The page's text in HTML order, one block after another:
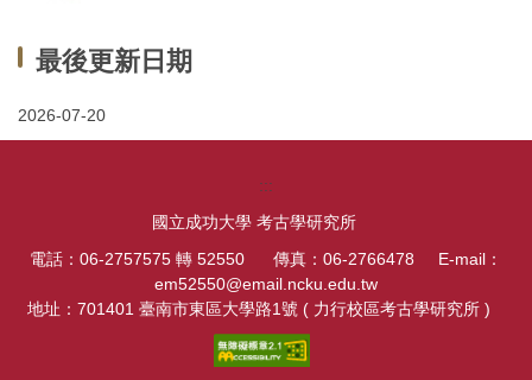
最後更新日期
2026-07-20
:::
國立成功大學 考古學研究所
電話：06-2757575 轉 52550 傳真：06-2766478 E-mail：
em52550@email.ncku.edu.tw
地址：701401 臺南市東區大學路1號 ( 力行校區考古學研究所 )